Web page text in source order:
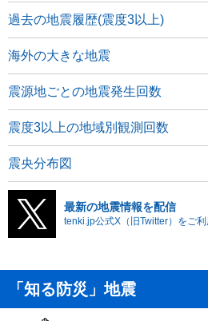
過去の地震履歴(震度3以上)
海外の大きな地震
震源地ごとの地震発生回数
震度3以上の地域別観測回数
震央分布図
最新の地震情報を配信
tenki.jp公式X（旧Twitter）をご利
「知る防災」地震